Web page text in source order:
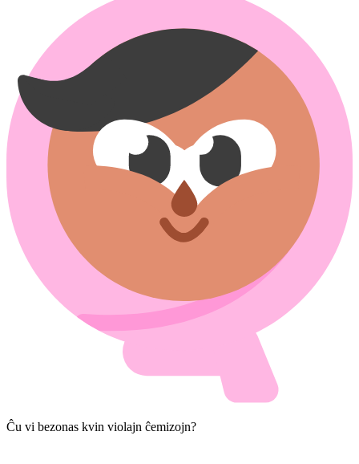
Ĉu vi bezonas kvin violajn ĉemizojn?